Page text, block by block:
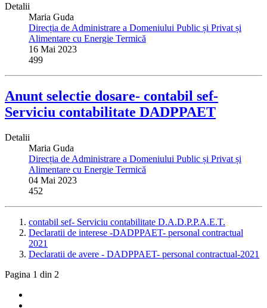
Detalii
Maria Guda
Direcția de Administrare a Domeniului Public și Privat și
Alimentare cu Energie Termică
16 Mai 2023
499
Anunt selectie dosare- contabil sef-
Serviciu contabilitate DADPPAET
Detalii
Maria Guda
Direcția de Administrare a Domeniului Public și Privat și
Alimentare cu Energie Termică
04 Mai 2023
452
contabil sef- Serviciu contabilitate D.A.D.P.P.A.E.T.
Declaratii de interese -DADPPAET- personal contractual
2021
Declaratii de avere - DADPPAET- personal contractual-2021
Pagina 1 din 2